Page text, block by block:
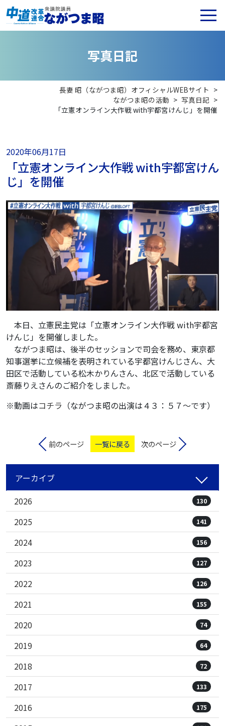
写真日記
長妻 昭（ながつま昭）オフィシャルWEBサイト >
ながつま昭の活動 > 写真日記 >
「立憲オンライン大作戦 with宇都宮けんじ」を開催
2020年06月17日
「立憲オンライン大作戦 with宇都宮けん
じ」を開催
本日、立憲民主党は「立憲オンライン大作戦 with宇都宮
けんじ」を開催しました。
ながつま昭は、後半のセッションで司会を務め、東京都
知事選挙に立候補を表明されている宇都宮けんじさん、大
田区で活動している松木かりんさん、北区で活動している
斎藤りえさんのご紹介をしました。
※動画はコチラ （ながつま昭の出演は４３：５７〜です）
前のページ 一覧に戻る 次のページ
アーカイブ
2026
130
2025 141
2024 156
2023 127
2022 126
2021 155
2020 74
2019 64
2018 72
2017 133
2016 175